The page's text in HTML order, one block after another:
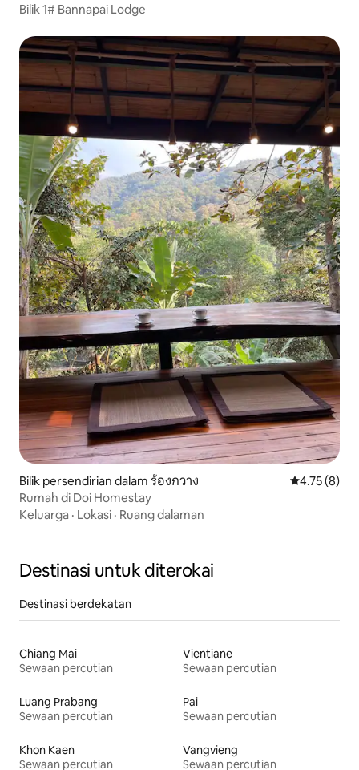
Bilik 1# Bannapai Lodge
Bilik persendirian dalam ร้องกวาง Penarafan
4.75 (8)
Rumah di Doi Homestay
Keluarga · Lokasi · Ruang dalaman
Destinasi untuk diterokai
Destinasi berdekatan
Chiang Mai
Sewaan percutian
Vientiane
Sewaan percutian
Luang Prabang
Sewaan percutian
Pai
Sewaan percutian
Khon Kaen
Sewaan percutian
Vangvieng
Sewaan percutian